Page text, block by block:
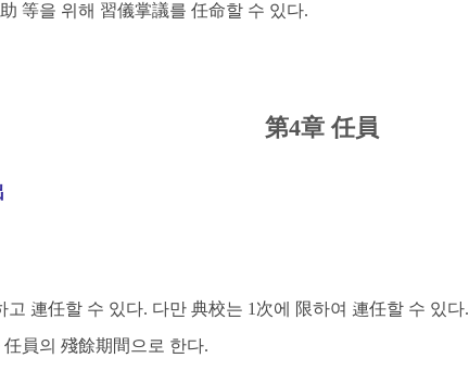
等을 위해 習儀掌議를 任命할 수 있다.
第4章 任員
連任할 수 있다. 다만 典校는 1次에 限하여 連任할 수 있다.
員의 殘餘期間으로 한다.